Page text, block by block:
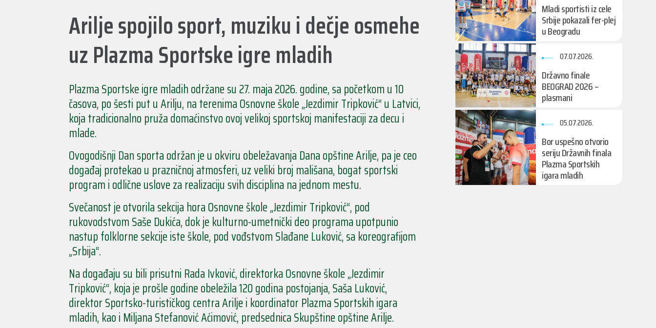
Arilje spojilo sport, muziku i dečje osmehe
uz Plazma Sportske igre mladih
Plazma Sportske igre mladih održane su 27. maja 2026. godine, sa početkom u 10
časova, po šesti put u Arilju, na terenima Osnovne škole „Jezdimir Tripković“ u Latvici,
koja tradicionalno pruža domaćinstvo ovoj velikoj sportskoj manifestaciji za decu i
mlade.
Ovogodišnji Dan sporta održan je u okviru obeležavanja Dana opštine Arilje, pa je ceo
događaj protekao u prazničnoj atmosferi, uz veliki broj mališana, bogat sportski
program i odlične uslove za realizaciju svih disciplina na jednom mestu.
Svečanost je otvorila sekcija hora Osnovne škole „Jezdimir Tripković“, pod
rukovodstvom Saše Dukića, dok je kulturno-umetnički deo programa upotpunio
nastup folklorne sekcije iste škole, pod vođstvom Slađane Luković, sa koreografijom
„Srbija“.
Na događaju su bili prisutni Rada Ivković, direktorka Osnovne škole „Jezdimir
Tripković“, koja je prošle godine obeležila 120 godina postojanja, Saša Luković,
direktor Sportsko-turističkog centra Arilje i koordinator Plazma Sportskih igara
mladih, kao i Miljana Stefanović Aćimović, predsednica Skupštine opštine Arilje.
Mladi sportisti iz cele
Srbije pokazali fer-plej
u Beogradu
07.07.2026.
Državno finale
BEOGRAD 2026 –
plasmani
05.07.2026.
Bor uspešno otvorio
seriju Državnih finala
Plazma Sportskih
igara mladih